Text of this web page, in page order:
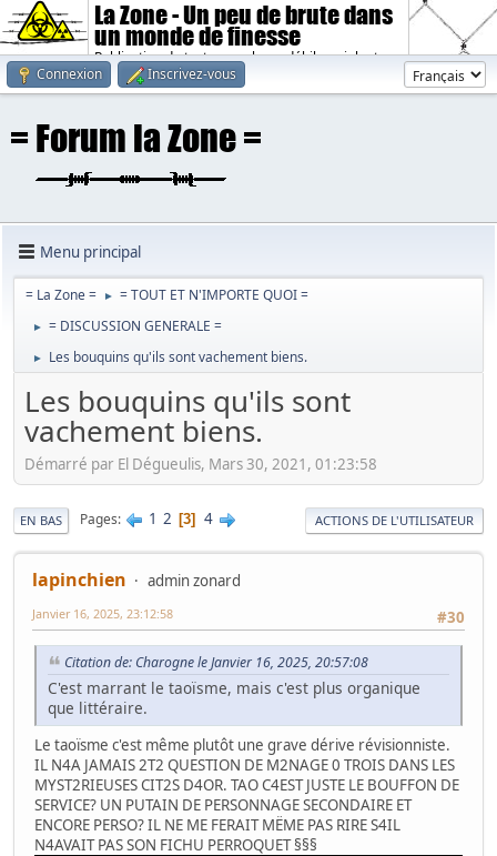
La Zone - Un peu de brute dans
un monde de finesse
Publication de textes sombres, débiles, violents.
Connexion
Inscrivez-vous
Menu principal
= La Zone = ► = TOUT ET N'IMPORTE QUOI =
► = DISCUSSION GENERALE =
► Les bouquins qu'ils sont vachement biens.
Les bouquins qu'ils sont
vachement biens.
Démarré par El Dégueulis, Mars 30, 2021, 01:23:58
EN BAS Pages 1 2 3 4 ACTIONS DE L'UTILISATEUR
lapinchien
admin zonard
#30
Janvier 16, 2025, 23:12:58
Citation de: Charogne le Janvier 16, 2025, 20:57:08
C'est marrant le taoïsme, mais c'est plus organique
que littéraire.
Le taoïsme c'est même plutôt une grave dérive révisionniste.
IL N4A JAMAIS 2T2 QUESTION DE M2NAGE 0 TROIS DANS LES
MYST2RIEUSES CIT2S D4OR. TAO C4EST JUSTE LE BOUFFON DE
SERVICE? UN PUTAIN DE PERSONNAGE SECONDAIRE ET
ENCORE PERSO? IL NE ME FERAIT MËME PAS RIRE S4IL
N4AVAIT PAS SON FICHU PERROQUET §§§